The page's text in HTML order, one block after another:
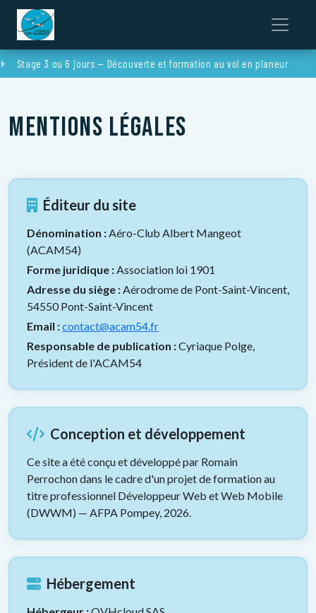
Stage 3 ou 6 jours — Découverte et formation au vol en planeur
Mentions légales
Éditeur du site
Dénomination :Aéro-Club Albert Mangeot
(ACAM54)
Forme juridique :Association loi 1901
Adresse du siège :Aérodrome de Pont-Saint-Vincent,
54550 Pont-Saint-Vincent
Email :contact@acam54.fr
Responsable de publication :Cyriaque Polge,
Président de l'ACAM54
Conception et développement
Ce site a été conçu et développé par Romain
Perrochon dans le cadre d'un projet de formation au
titre professionnel Développeur Web et Web Mobile
(DWWM) — AFPA Pompey, 2026.
Hébergement